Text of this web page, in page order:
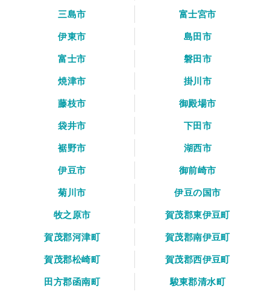
三島市
富士宮市
伊東市
島田市
富士市
磐田市
焼津市
掛川市
藤枝市
御殿場市
袋井市
下田市
裾野市
湖西市
伊豆市
御前崎市
菊川市
伊豆の国市
牧之原市
賀茂郡東伊豆町
賀茂郡河津町
賀茂郡南伊豆町
賀茂郡松崎町
賀茂郡西伊豆町
田方郡函南町
駿東郡清水町